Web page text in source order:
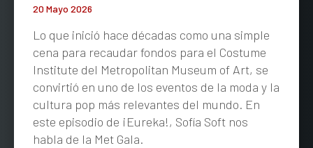
20 Mayo 2026
Lo que inició hace décadas como una simple
cena para recaudar fondos para el Costume
Institute del Metropolitan Museum of Art, se
convirtió en uno de los eventos de la moda y la
cultura pop más relevantes del mundo. En
este episodio de ¡Eureka!, Sofía Soft nos
habla de la Met Gala.